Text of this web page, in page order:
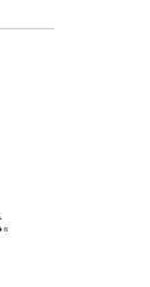
，意為“無尾
業公司、「你
將
無尾熊野生
無尾熊養殖